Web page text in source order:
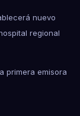
nuevo
regional
primera emisora